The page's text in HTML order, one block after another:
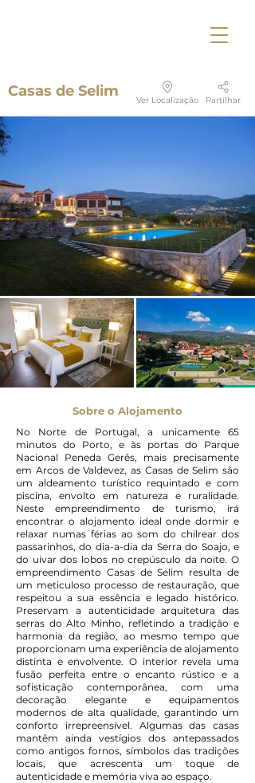
Casas de Selim Ver Localização Partilhar
Sobre o Alojamento
No Norte de Portugal, a unicamente 65
minutos do Porto, e às portas do Parque
Nacional Peneda Gerês, mais precisamente
em Arcos de Valdevez, as Casas de Selim são
um aldeamento turístico requintado e com
piscina, envolto em natureza e ruralidade.
Neste empreendimento de turismo, irá
encontrar o alojamento ideal onde dormir e
relaxar numas férias ao som do chilrear dos
passarinhos, do dia-a-dia da Serra do Soajo, e
do uivar dos lobos no crepúsculo da noite. O
empreendimento Casas de Selim resulta de
um meticuloso processo de restauração, que
respeitou a sua essência e legado histórico.
Preservam a autenticidade arquitetura das
serras do Alto Minho, refletindo a tradição e
harmonia da região, ao mesmo tempo que
proporcionam uma experiência de alojamento
distinta e envolvente. O interior revela uma
fusão perfeita entre o encanto rústico e a
sofisticação contemporânea, com uma
decoração elegante e equipamentos
modernos de alta qualidade, garantindo um
conforto irrepreensível. Algumas das casas
mantêm ainda vestígios dos antepassados
como antigos fornos, símbolos das tradições
locais, que acrescenta um toque de
autenticidade e memória viva ao espaço.